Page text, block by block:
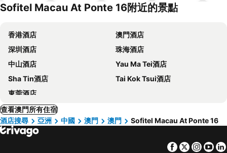
Sofitel Macau At Ponte 16附近的景點
香港酒店
澳門酒店
深圳酒店
珠海酒店
中山酒店
Yau Ma Tei酒店
Sha Tin酒店
Tai Kok Tsui酒店
東莞酒店
查看澳門所有住宿
酒店搜尋
亞洲 中國 澳門 澳門 Sofitel Macau At Ponte 16
Facebook
Twitter